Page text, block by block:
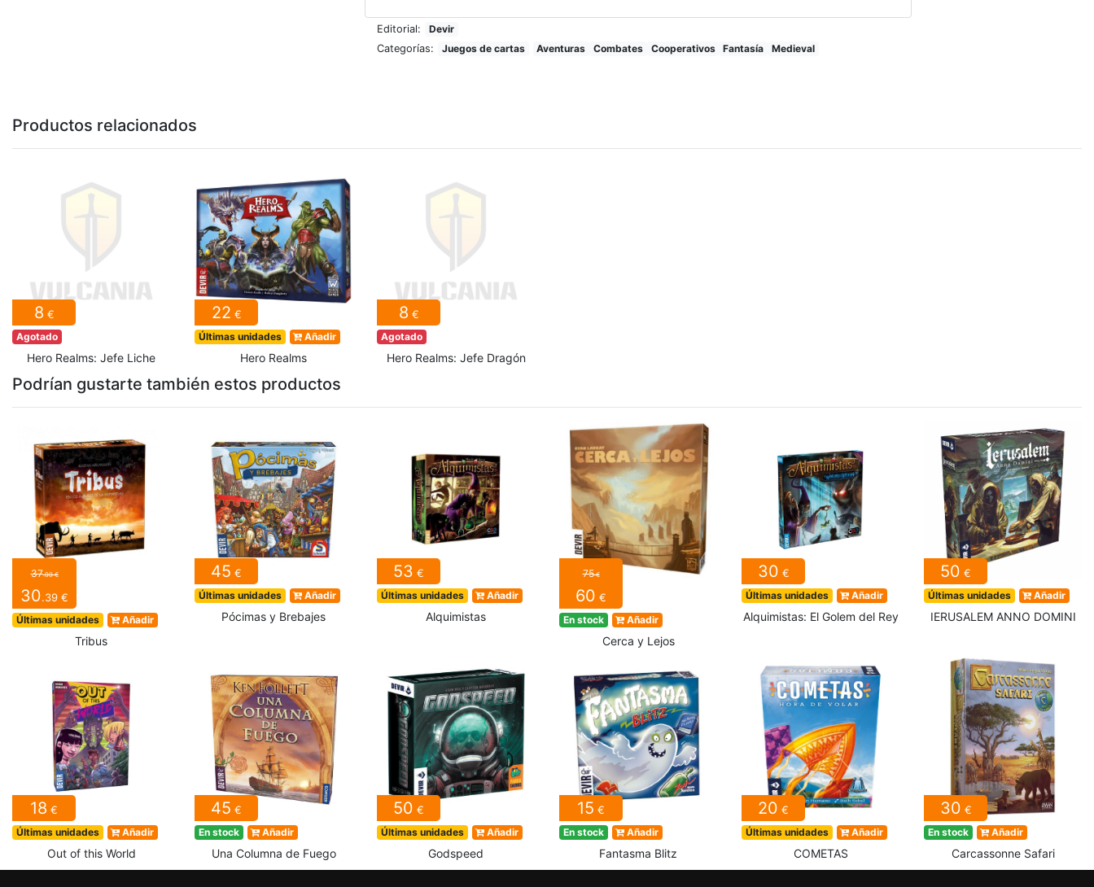
Editorial:
Devir
Categorías:
Juegos de cartas Aventuras Combates Cooperativos Fantasía Medieval
Productos relacionados
8 €
Agotado
Hero Realms: Jefe Liche
22 €
Últimas unidades Añadir
Hero Realms
8 €
Agotado
Hero Realms: Jefe Dragón
Podrían gustarte también estos productos
37.99 €
30.39 €
Últimas unidades Añadir
Tribus
45 €
Últimas unidades Añadir
Pócimas y Brebajes
53 €
Últimas unidades Añadir
Alquimistas
75€
60 €
En stock Añadir
Cerca y Lejos
30 €
Últimas unidades Añadir
Alquimistas: El Golem del Rey
50 €
Últimas unidades Añadir
IERUSALEM ANNO DOMINI
18 €
Últimas unidades Añadir
Out of this World
45 €
En stock Añadir
Una Columna de Fuego
50 €
Últimas unidades Añadir
Godspeed
15 €
En stock Añadir
Fantasma Blitz
20 €
Últimas unidades Añadir
COMETAS
30 €
En stock Añadir
Carcassonne Safari